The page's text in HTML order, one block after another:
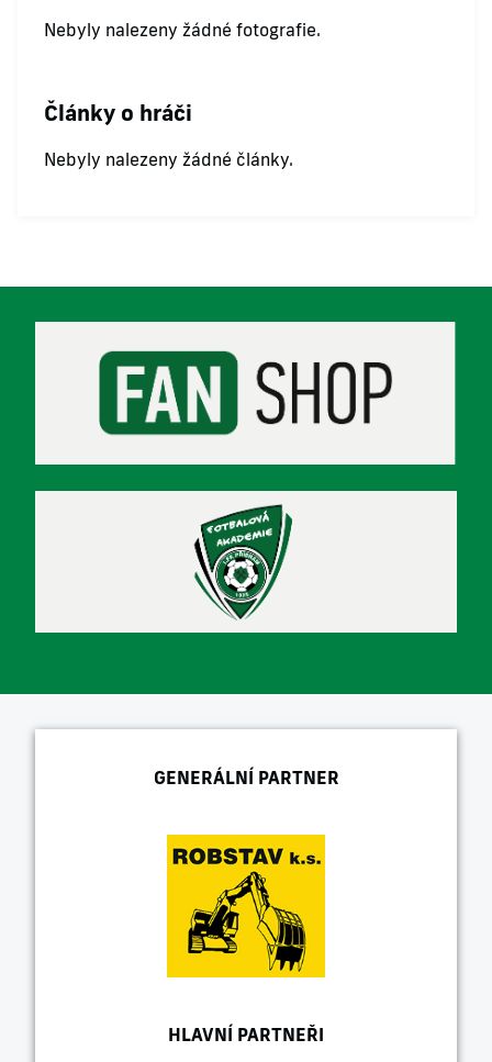
Nebyly nalezeny žádné fotografie.
Články o hráči
Nebyly nalezeny žádné články.
GENERÁLNÍ PARTNER
HLAVNÍ PARTNEŘI